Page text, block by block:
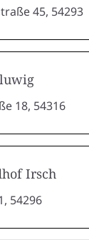
45, 54293
18, 54316
Irsch
54296